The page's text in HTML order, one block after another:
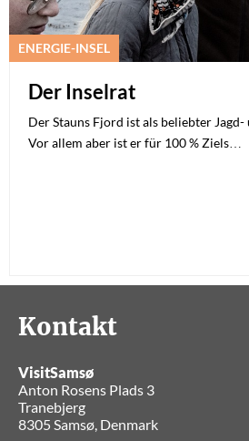
ENERGIE-INSEL
Der Inselrat
Der Stauns Fjord ist als beliebter
Vor allem aber ist er für 100 % Ziels…
Kontakt
VisitSamsø
Anton Rosens Plads 3
Tranebjerg
8305 Samsø, Denmark